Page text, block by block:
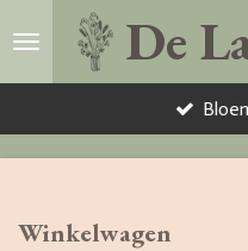
hoofdinhoud
De
Bloemen
Winkelwagen